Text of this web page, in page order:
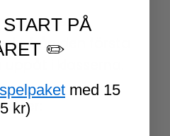
som följer
från den första
i klasserna.
PÅ
✏️
spelpaket med 15
kr)